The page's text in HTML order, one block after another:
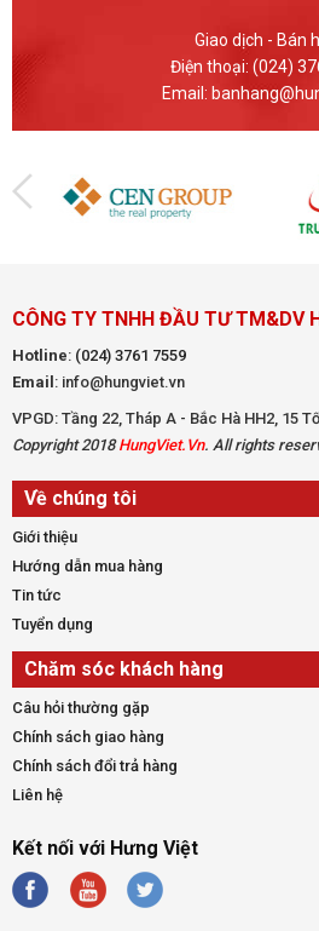
Giao dịch - Bán
Điện thoại: (024)
Email:
CÔNG TY TNHH ĐẦU TƯ TM&DV
Hotline: (024) 3761 7559
Email : info@hungviet.vn
VPGD: Tầng 22, Tháp A - Bắc Hà HH2, 15
Copyright 2018HungViet.Vn. All rights
Về chúng tôi
Giới thiệu
Hướng dẫn mua hàng
Tin tức
Tuyển dụng
Chăm sóc khách hàng
Câu hỏi thường gặp
Chính sách giao hàng
Chính sách đổi trả hàng
Liên hệ
Kết nối với Hưng Việt